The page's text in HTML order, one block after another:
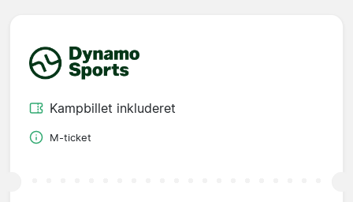
Kampbillet inkluderet
M-ticket